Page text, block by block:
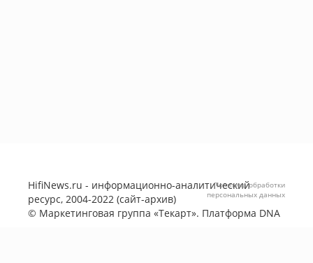
HifiNews.ru - информационно-аналитический
ресурс, 2004-2022 (сайт-архив)
© Маркетинговая группа «Текарт». Платформа DNA
Политика обработки
персональных данных